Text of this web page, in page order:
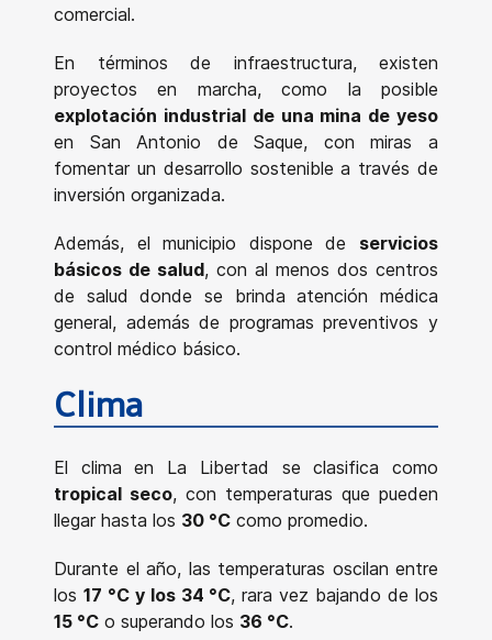
comercial.
En términos de infraestructura, existen
proyectos en marcha, como la posible
explotación industrial de una mina de yeso
en San Antonio de Saque, con miras a
fomentar un desarrollo sostenible a través de
inversión organizada.
Además, el municipio dispone de servicios
básicos de salud, con al menos dos centros
de salud donde se brinda atención médica
general, además de programas preventivos y
control médico básico.
Clima
El clima en La Libertad se clasifica como
tropical seco, con temperaturas que pueden
llegar hasta los 30 °C como promedio.
Durante el año, las temperaturas oscilan entre
los 17 °C y los 34 °C, rara vez bajando de los
15 °C o superando los 36 °C.